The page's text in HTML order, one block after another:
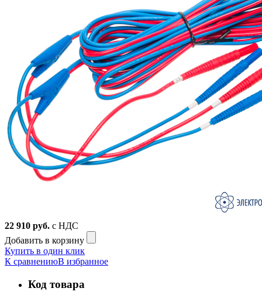
22 910 руб. с НДС
Добавить в корзину
Купить в один клик
К сравнениюВ избранное
Код товара